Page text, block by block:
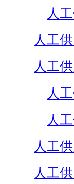
人
人工
人工
人
人
人工
人工